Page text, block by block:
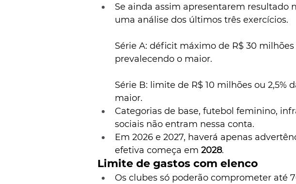
Se ainda assim apresentarem resultado
uma análise dos últimos três exercícios.
Série A: déficit máximo de R$ 30 milhões
prevalecendo o maior.
Série B: limite de R$ 10 milhões ou 2,5%
maior.
Categorias de base, futebol feminino,
sociais não entram nessa conta.
Em 2026 e 2027, haverá apenas
efetiva começa em 2028.
Limite de gastos com elenco
Os clubes só poderão comprometer até